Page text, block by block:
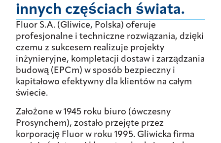
innych częściach świata.
Fluor S.A. (Gliwice, Polska) oferuje
profesjonalne i techniczne rozwiązania, dzięki
czemu z sukcesem realizuje projekty
inżynieryjne, kompletacji dostaw i zarządzania
budową (EPCm) w sposób bezpieczny i
kapitałowo efektywny dla klientów na całym
świecie.
Założone w 1945 roku biuro (ówczesny
Prosynchem), zostało przejęte przez
korporację Fluor w roku 1995. Gliwicka firma